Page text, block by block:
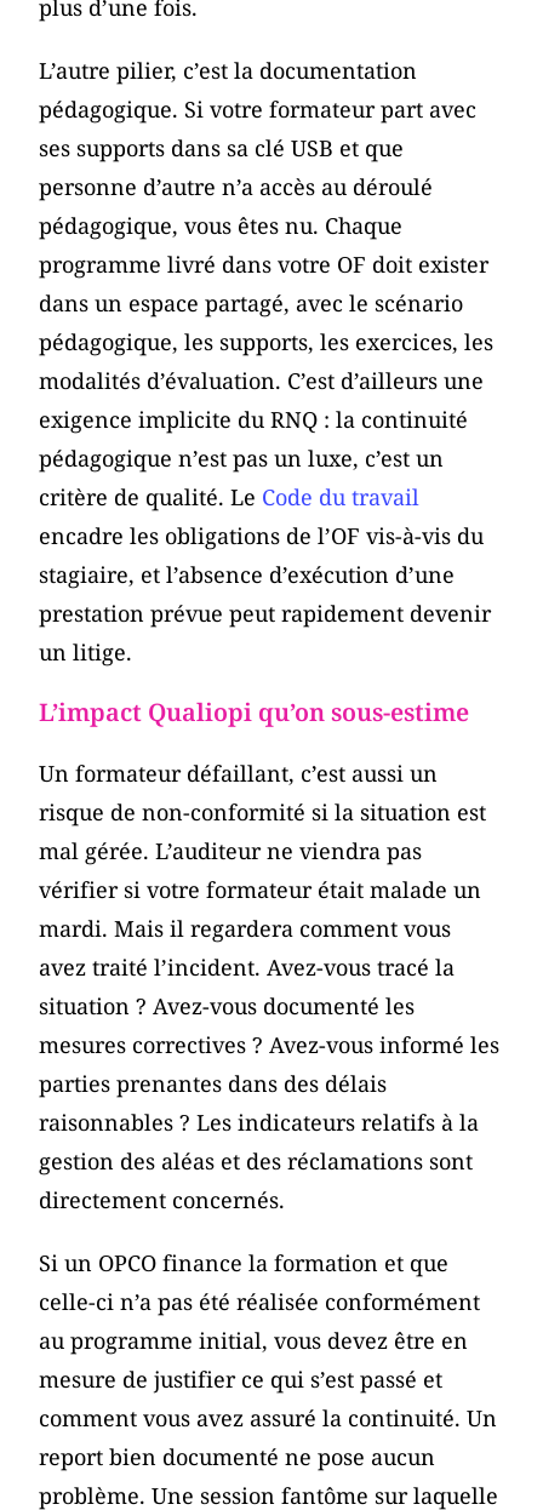
plus d’une fois.
L’autre pilier, c’est la documentation
pédagogique. Si votre formateur part avec
ses supports dans sa clé USB et que
personne d’autre n’a accès au déroulé
pédagogique, vous êtes nu. Chaque
programme livré dans votre OF doit exister
dans un espace partagé, avec le scénario
pédagogique, les supports, les exercices, les
modalités d’évaluation. C’est d’ailleurs une
exigence implicite du RNQ : la continuité
pédagogique n’est pas un luxe, c’est un
critère de qualité. Le Code du travail
encadre les obligations de l’OF vis-à-vis du
stagiaire, et l’absence d’exécution d’une
prestation prévue peut rapidement devenir
un litige.
L’impact Qualiopi qu’on sous-estime
Un formateur défaillant, c’est aussi un
risque de non-conformité si la situation est
mal gérée. L’auditeur ne viendra pas
vérifier si votre formateur était malade un
mardi. Mais il regardera comment vous
avez traité l’incident. Avez-vous tracé la
situation ? Avez-vous documenté les
mesures correctives ? Avez-vous informé les
parties prenantes dans des délais
raisonnables ? Les indicateurs relatifs à la
gestion des aléas et des réclamations sont
directement concernés.
Si un OPCO finance la formation et que
celle-ci n’a pas été réalisée conformément
au programme initial, vous devez être en
mesure de justifier ce qui s’est passé et
comment vous avez assuré la continuité. Un
report bien documenté ne pose aucun
problème. Une session fantôme sur laquelle